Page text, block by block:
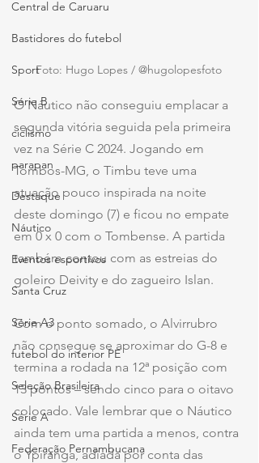
Central de Caruaru
Bastidores do futebol
Sport
Série B
ciclismo
parapan
Destaque
Náutico
Eventos esportivos
Santa Cruz
Série A3
futebol do interior PE
Seleção Brasileira
Série A
Federação Pernambucana
Foto: Hugo Lopes / @hugolopesfoto
O Náutico não conseguiu emplacar a
segunda vitória seguida pela primeira
vez na Série C 2024. Jogando em
Tombos-MG, o Timbu teve uma
atuação pouco inspirada na noite
deste domingo (7) e ficou no empate
em 0 x 0 com o Tombense. A partida
também contou com as estreias do
goleiro Deivity e do zagueiro Islan.
Com o ponto somado, o Alvirrubro
não consegue se aproximar do G-8 e
termina a rodada na 12ª posição com
13 pontos – sendo cinco para o oitavo
colocado. Vale lembrar que o Náutico
ainda tem uma partida a menos, contra
o Ypiranga, adiada por conta das